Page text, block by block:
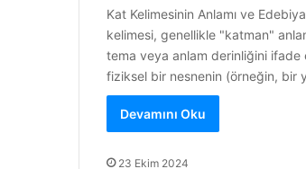
Kat Kelimesinin Anlamı ve
kelimesi, genellikle "katman"
tema veya anlam derinliğini ifade
fiziksel bir nesnenin (örneğin, bir
Devamını Oku
23 Ekim 2024